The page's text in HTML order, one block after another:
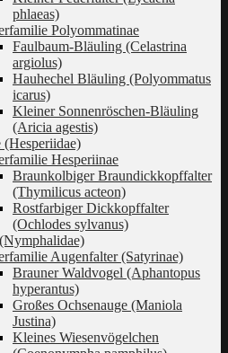
phlaeas)
Polyommatinae
Faulbaum-Bläuling (Celastrina
argiolus)
Hauhechel Bläuling (Polyommatus
icarus)
Kleiner Sonnenröschen-Bläuling
(Aricia agestis)
Hesperiinae
Braunkolbiger Braundickkopffalter
(Thymilicus acteon)
Rostfarbiger Dickkopffalter
(Ochlodes sylvanus)
Augenfalter (Satyrinae)
Brauner Waldvogel (Aphantopus
hyperantus)
Großes Ochsenauge (Maniola
Justina)
Kleines Wiesenvögelchen